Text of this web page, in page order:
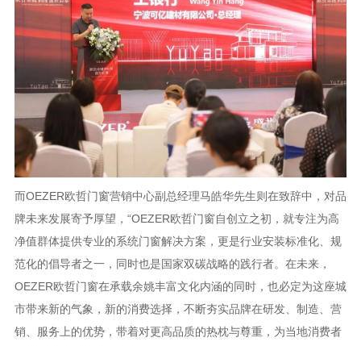
而OEZER欧哲门窗营销中心副总经理马皓华先生则在致辞中，对品
牌未来发展寄予厚望，“OEZER欧哲门窗自创立之初，就专注为高
净值群体提供专业的系统门窗解决方案，更是行业安装标准化、规
范化的倡导者之一，同时也是国家双碳战略的践行者。在未来，
OEZER欧哲门窗在承载余姚丰富文化内涵的同时，也必定为这座城
市带来新的气象，新的消费选择，不断夯实品牌在研发、制造、营
销、服务上的优势，带着对更高品质的热枕与尊重，为当地消费者